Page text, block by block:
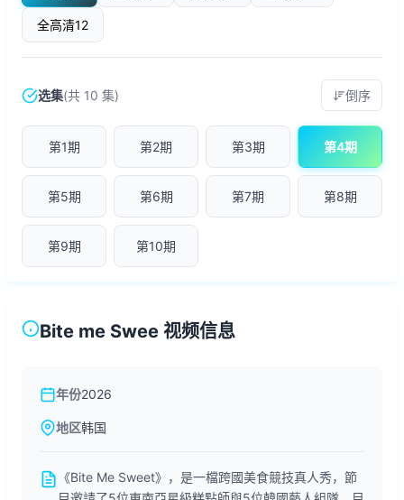
全高清12
选集(共 10 集) 倒序
第1期 第2期 第3期 第4期
第5期 第6期 第7期 第8期
第9期 第10期
Bite me Swee 视频信息
年份2026
地区韩国
《Bite Me Sweet》，是一檔跨國美食競技真人秀，節